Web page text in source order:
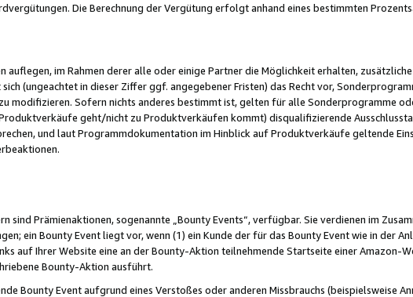
Die Berechnung der Vergütung erfolgt anhand eines bestimmten
im Rahmen derer alle oder einige Partner die Möglichkeit erhalten,
(ungeachtet in dieser Ziffer ggf. angegebener Fristen) das Recht vor,
modifizieren. Sofern nichts anderes bestimmt ist, gelten für alle Sonderprogramme
geht/nicht zu Produktverkäufen kommt) disqualifizierende
und laut Programmdokumentation im Hinblick auf Produktverkäufe geltende
sind Prämienaktionen, sogenannte „Bounty Events“, verfügbar. Sie verdienen im
ein Bounty Event liegt vor, wenn (1) ein Kunde der für das Bounty Event wie in der
auf Ihrer Website eine an der Bounty-Aktion teilnehmende Startseite einer Amazon-
Bounty-Aktion ausführt.
Bounty Event aufgrund eines Verstoßes oder anderen Missbrauchs (beispielsweise